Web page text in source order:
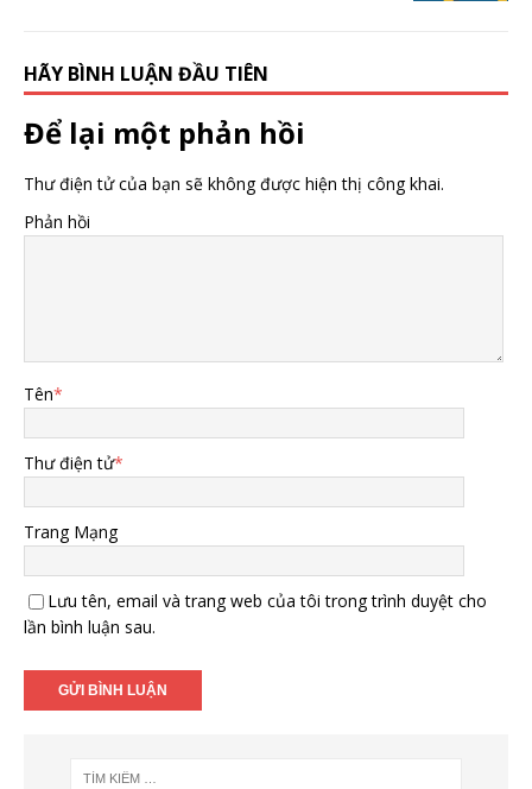
HÃY BÌNH LUẬN ĐẦU TIÊN
Để lại một phản hồi
Thư điện tử của bạn sẽ không được hiện thị công khai.
Phản hồi
Tên*
Thư điện tử*
Trang Mạng
Lưu tên, email và trang web của tôi trong trình duyệt cho
lần bình luận sau.